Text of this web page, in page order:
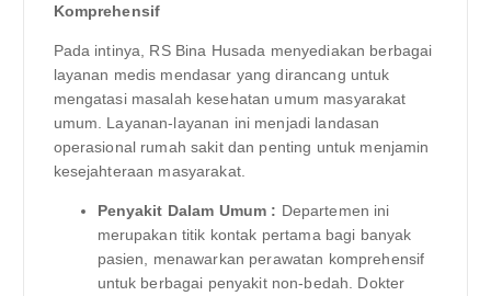
Komprehensif
Pada intinya, RS Bina Husada menyediakan berbagai
layanan medis mendasar yang dirancang untuk
mengatasi masalah kesehatan umum masyarakat
umum. Layanan-layanan ini menjadi landasan
operasional rumah sakit dan penting untuk menjamin
kesejahteraan masyarakat.
Penyakit Dalam Umum : Departemen ini
merupakan titik kontak pertama bagi banyak
pasien, menawarkan perawatan komprehensif
untuk berbagai penyakit non-bedah. Dokter